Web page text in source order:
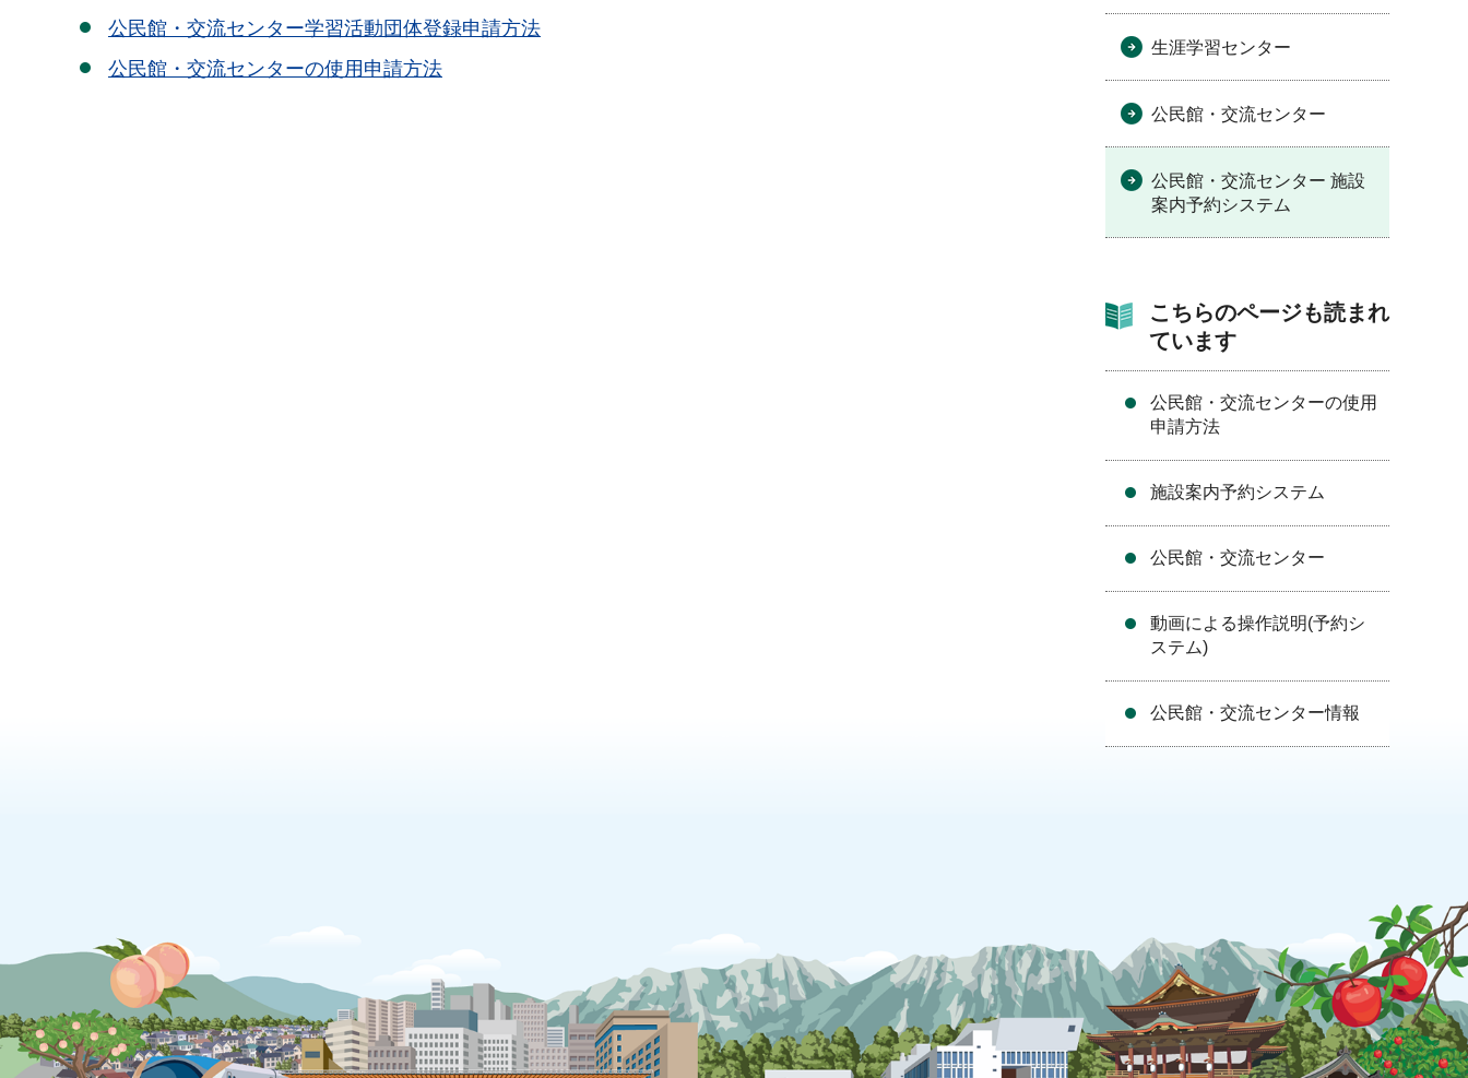
公民館・交流センター学習活動団体登録申請方法
公民館・交流センターの使用申請方法
生涯学習センター
公民館・交流センター
公民館・交流センター 施設
案内予約システム
こちらのページも読まれ
ています
公民館・交流センターの使用
申請方法
施設案内予約システム
公民館・交流センター
動画による操作説明(予約シ
ステム)
公民館・交流センター情報